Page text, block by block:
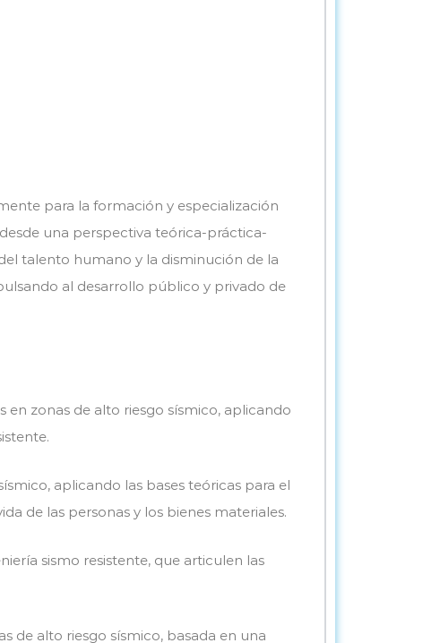
para la formación y especialización
una perspectiva teórica-práctica-
talento humano y la disminución de la
al desarrollo público y privado de
zonas de alto riesgo sísmico, aplicando
aplicando las bases teóricas para el
de las personas y los bienes materiales.
sismo resistente, que articulen las
de alto riesgo sísmico, basada en una